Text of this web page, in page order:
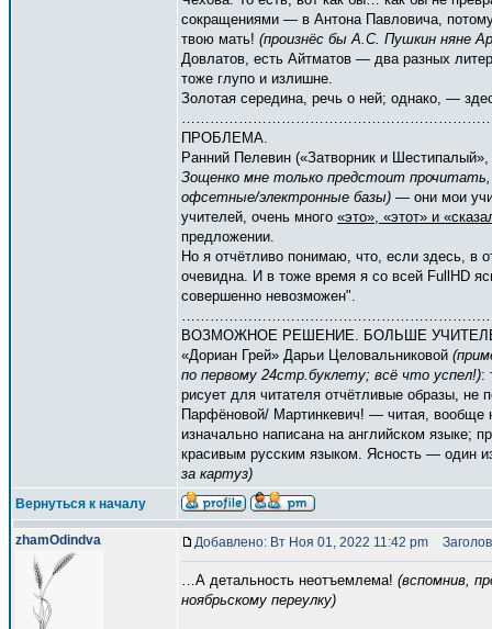
сокращениями — в Антона Павловича,
твою мать! (произнёс бы А.С. Пушкин няне
Довлатов, есть Айтматов — два разных
тоже глупо и излишне.
Золотая середина, речь о ней; однако, —
ПРОБЛЕМА.
Ранний Пелевин («Затворник и
Зощенко мне только предстоит
офсетные/электронные базы) — они мои
учителей, очень много «это», «этот» и
предложении.
Но я отчётливо понимаю, что, если здесь, в
очевидна. И в тоже время я со всей FullHD
совершенно невозможен".
ВОЗМОЖНОЕ РЕШЕНИЕ. БОЛЬШЕ
«Дориан Грей» Дарьи Целовальниковой
по первому 24стр.буклету; всё что успел!):
рисует для читателя отчётливые образы, не
Парфёновой/ Мартинкевич! — читая, вообще
изначально написана на английском языке;
красивым русским языком. Ясность — один
за картуз)
Вернуться к началу
zhamOdindva Добавлено: Вт Ноя 01, 2022 11:42 pm
…А детальность неотъемлема! (вспомнив,
ноябрьскому переулку)